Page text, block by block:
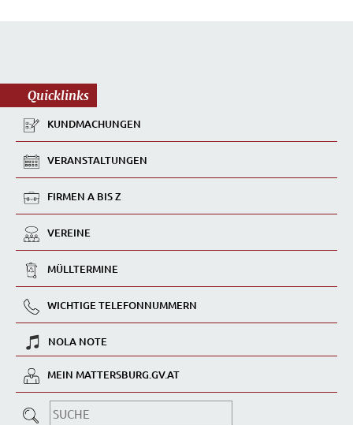
Quicklinks
KUNDMACHUNGEN
VERANSTALTUNGEN
FIRMEN A BIS Z
VEREINE
MÜLLTERMINE
WICHTIGE TELEFONNUMMERN
NOLA NOTE
MEIN MATTERSBURG.GV.AT